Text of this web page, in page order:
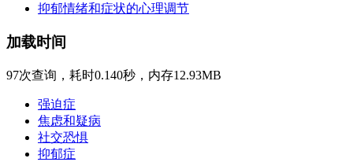
抑郁情绪和症状的心理调节
加载时间
97次查询，耗时0.140秒，内存12.93MB
强迫症
焦虑和疑病
社交恐惧
抑郁症